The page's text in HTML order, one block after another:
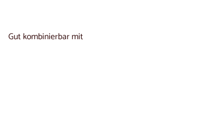
Gut kombinierbar mit